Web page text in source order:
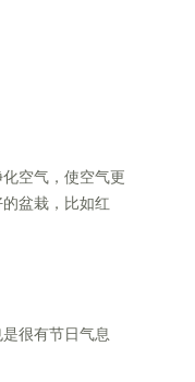
空气，使空气更
盆栽，比如红
很有节日气息